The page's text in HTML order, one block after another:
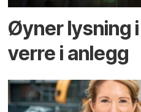
Øyner lysning
verre i anlegg